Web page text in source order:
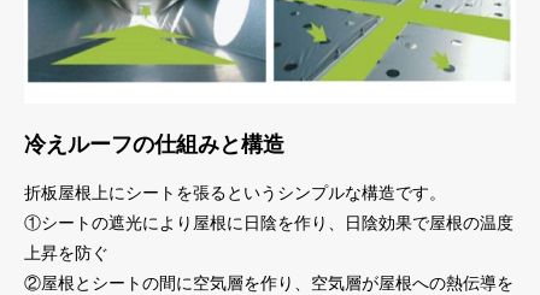
冷えルーフの仕組みと構造
折板屋根上にシートを張るというシンプルな構造です。
①シートの遮光により屋根に日陰を作り、日陰効果で屋根の温度
上昇を防ぐ
②屋根とシートの間に空気層を作り、空気層が屋根への熱伝導を